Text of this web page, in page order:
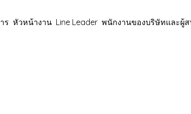
วหน้างาน Line Leader พนักงานของบริษัทและผู้ส